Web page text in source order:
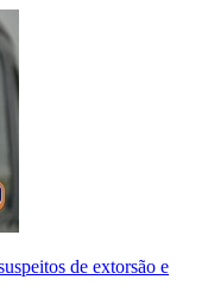
de extorsão e